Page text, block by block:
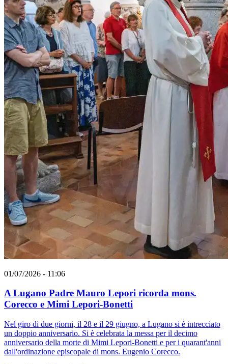
01/07/2026 - 11:06
A Lugano Padre Mauro Lepori ricorda mons.
Corecco e Mimi Lepori-Bonetti
Nel giro di due giorni, il 28 e il 29 giugno, a Lugano si è intrecciato
un doppio anniversario. Si è celebrata la messa per il decimo
anniversario della morte di Mimi Lepori-Bonetti e per i quarant'anni
dall'ordinazione episcopale di mons. Eugenio Corecco.